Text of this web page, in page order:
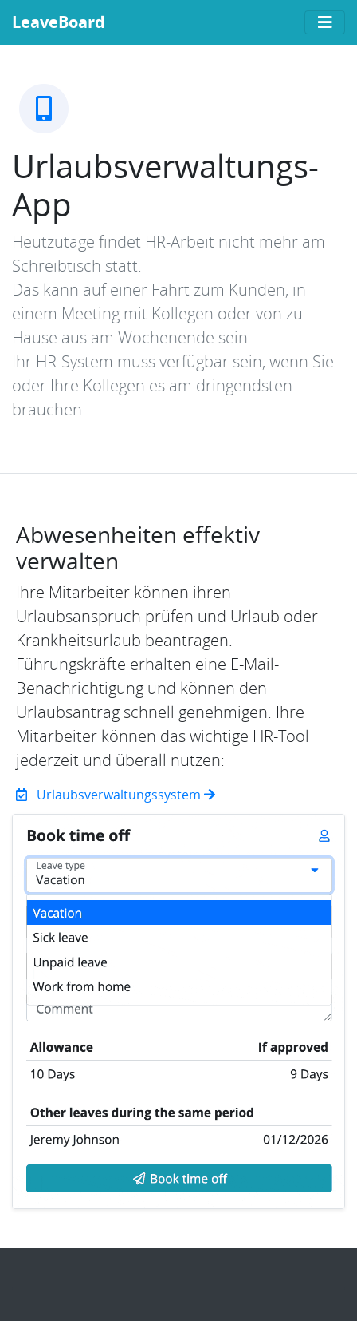
LeaveBoard
Urlaubsverwaltungs-
App
Heutzutage findet HR-Arbeit nicht mehr am
Schreibtisch statt.
Das kann auf einer Fahrt zum Kunden, in
einem Meeting mit Kollegen oder von zu
Hause aus am Wochenende sein.
Ihr HR-System muss verfügbar sein, wenn Sie
oder Ihre Kollegen es am dringendsten
brauchen.
Abwesenheiten effektiv
verwalten
Ihre Mitarbeiter können ihren
Urlaubsanspruch prüfen und Urlaub oder
Krankheitsurlaub beantragen.
Führungskräfte erhalten eine E-Mail-
Benachrichtigung und können den
Urlaubsantrag schnell genehmigen. Ihre
Mitarbeiter können das wichtige HR-Tool
jederzeit und überall nutzen:
Urlaubsverwaltungssystem